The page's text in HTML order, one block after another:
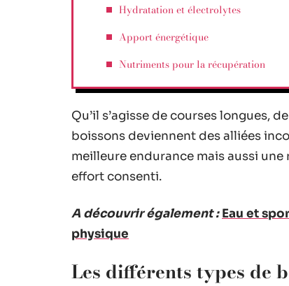
Hydratation et électrolytes
Apport énergétique
Nutriments pour la récupération
Qu’il s’agisse de courses longues,
boissons deviennent des alliées
meilleure endurance mais aussi
effort consenti.
A découvrir également : Eau et
physique
Les différents types de